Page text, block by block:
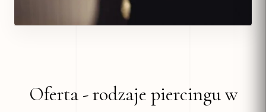
Oferta - rodzaje piercingu w